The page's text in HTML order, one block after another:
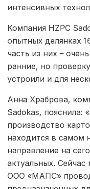
интенсивных
Компания HZPC
опытных делянках
часть из них –
ранние, но
устроили и для
Анна Храброва,
Sadokas, пояснила:
производство
находится в самом
направление на
актуальных.
ООО «МАПС»